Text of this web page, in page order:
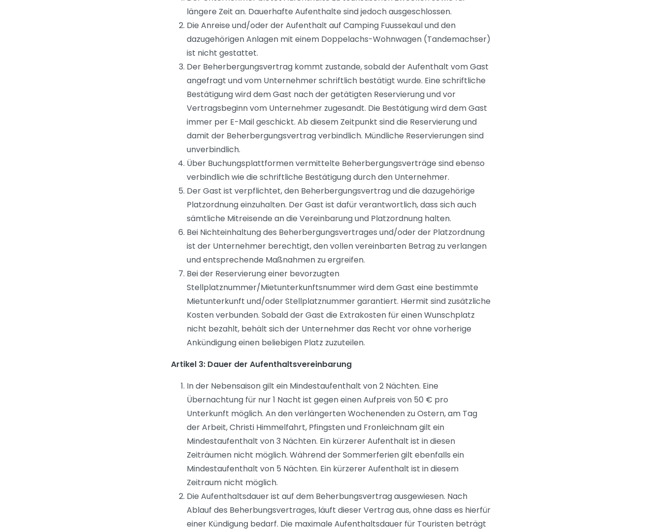
längere Zeit an. Dauerhafte Aufenthalte sind jedoch ausgeschlossen.
Die Anreise und/oder der Aufenthalt auf Camping Fuussekaul und den
dazugehörigen Anlagen mit einem Doppelachs-Wohnwagen (Tandemachser)
ist nicht gestattet.
Der Beherbergungsvertrag kommt zustande, sobald der Aufenthalt vom Gast
angefragt und vom Unternehmer schriftlich bestätigt wurde. Eine schriftliche
Bestätigung wird dem Gast nach der getätigten Reservierung und vor
Vertragsbeginn vom Unternehmer zugesandt. Die Bestätigung wird dem Gast
immer per E-Mail geschickt. Ab diesem Zeitpunkt sind die Reservierung und
damit der Beherbergungsvertrag verbindlich. Mündliche Reservierungen sind
unverbindlich.
Über Buchungsplattformen vermittelte Beherbergungsverträge sind ebenso
verbindlich wie die schriftliche Bestätigung durch den Unternehmer.
Der Gast ist verpflichtet, den Beherbergungsvertrag und die dazugehörige
Platzordnung einzuhalten. Der Gast ist dafür verantwortlich, dass sich auch
sämtliche Mitreisende an die Vereinbarung und Platzordnung halten.
Bei Nichteinhaltung des Beherbergungsvertrages und/oder der Platzordnung
ist der Unternehmer berechtigt, den vollen vereinbarten Betrag zu verlangen
und entsprechende Maßnahmen zu ergreifen.
Bei der Reservierung einer bevorzugten
Stellplatznummer/Mietunterkunftsnummer wird dem Gast eine bestimmte
Mietunterkunft und/oder Stellplatznummer garantiert. Hiermit sind zusätzliche
Kosten verbunden. Sobald der Gast die Extrakosten für einen Wunschplatz
nicht bezahlt, behält sich der Unternehmer das Recht vor ohne vorherige
Ankündigung einen beliebigen Platz zuzuteilen.
Artikel 3: Dauer der Aufenthaltsvereinbarung
In der Nebensaison gilt ein Mindestaufenthalt von 2 Nächten. Eine
Übernachtung für nur 1 Nacht ist gegen einen Aufpreis von 50 € pro
Unterkunft möglich. An den verlängerten Wochenenden zu Ostern, am Tag
der Arbeit, Christi Himmelfahrt, Pfingsten und Fronleichnam gilt ein
Mindestaufenthalt von 3 Nächten. Ein kürzerer Aufenthalt ist in diesen
Zeiträumen nicht möglich. Während der Sommerferien gilt ebenfalls ein
Mindestaufenthalt von 5 Nächten. Ein kürzerer Aufenthalt ist in diesem
Zeitraum nicht möglich.
Die Aufenthaltsdauer ist auf dem Beherbungsvertrag ausgewiesen. Nach
Ablauf des Beherbungsvertrages, läuft dieser Vertrag aus, ohne dass es hierfür
einer Kündigung bedarf. Die maximale Aufenthaltsdauer für Touristen beträgt